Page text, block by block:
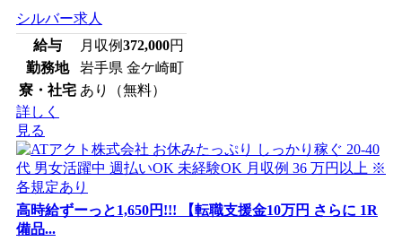
シルバー求人
給与
月収例372,000円
勤務地
岩手県 金ケ崎町
寮・社宅 あり（無料）
詳しく
見る
高時給ずーっと1,650円!!! 【転職支援金10万円 さらに 1R
備品...